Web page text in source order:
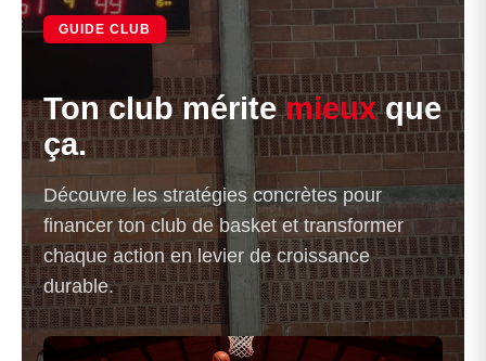
GUIDE CLUB
Ton club méritemieuxque
ça.
Découvre les stratégies concrètes pour
financer ton club de basket et transformer
chaque action en levier de croissance
durable.